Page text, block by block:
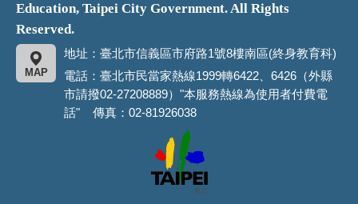
Education, Taipei City Government. All Rights
Reserved.
地址：臺北市信義區市府路1號8樓南區(終身教育科)
MAP
電話：臺北市民當家熱線1999轉6422、6426（外縣
市請撥02-27208889）"本服務熱線為使用者付費電
話" 傳真：02-81926038
市
政